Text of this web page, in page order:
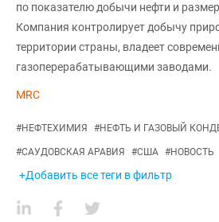
по показателю добычи нефти и
Компания контролирует добычу
территории страны, владеет
газоперерабатывающими заводами.
MRC
#НЕФТЕХИМИЯ #НЕФТЬ И ГАЗОВЫЙ
#САУДОВСКАЯ АРАВИЯ #США #НОВОСТЬ
+Добавить все теги в фильтр